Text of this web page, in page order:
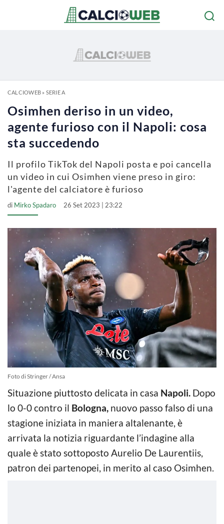
CALCIOWEB» SERIE A
Osimhen deriso in un video,
agente furioso con il Napoli: cosa
sta succedendo
Il profilo TikTok del Napoli posta e poi cancella
un video in cui Osimhen viene preso in giro:
l'agente del calciatore è furioso
di Mirko Spadaro 26 Set 2023 | 23:22
Foto di Stringer / Ansa
Situazione piuttosto delicata in casa Napoli. Dopo
lo 0-0 contro il Bologna, nuovo passo falso di una
stagione iniziata in maniera altalenante, è
arrivata la notizia riguardante l’indagine alla
quale è stato sottoposto Aurelio De Laurentiis,
patron dei partenopei, in merito al caso Osimhen.